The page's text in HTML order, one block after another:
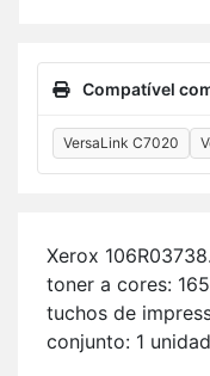
Compatível
VersaLink C7020
Xerox
toner a cores:
tu­chos de
con­junto: 1